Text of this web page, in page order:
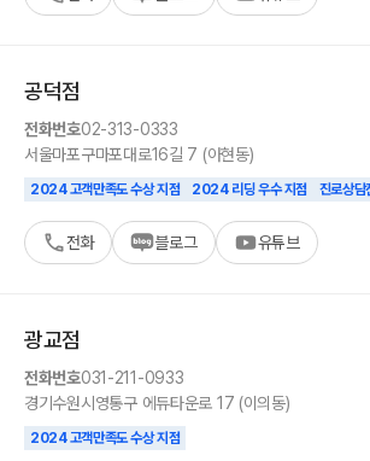
공덕점
전화번호02-313-0333
서울마포구마포대로16길 7 (아현동)
2024 고객만족도 수상 지점 2024 리딩 우수 지점 진로상담
전화 블로그 유튜브
광교점
전화번호031-211-0933
경기 수원시 영통구 에듀타운로 17 (이의동)
2024 고객만족도 수상 지점